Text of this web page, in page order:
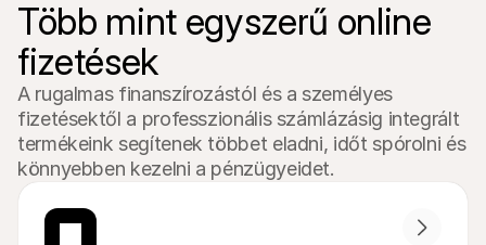
Több mint egyszerű online
fizetések
A rugalmas finanszírozástól és a személyes
fizetésektől a professzionális számlázásig integrált
termékeink segítenek többet eladni, időt spórolni és
könnyebben kezelni a pénzügyeidet.